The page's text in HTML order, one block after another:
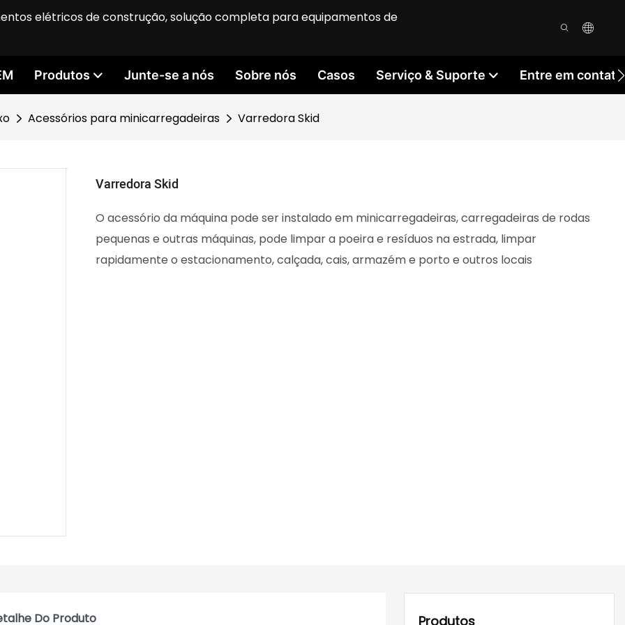
elétricos de construção, solução completa para equipamentos de
Produtos Junte-se a nós Sobre nós Casos Serviço & Suporte Entre em
Acessórios para minicarregadeiras Varredora Skid
Varredora Skid
O acessório da máquina pode ser instalado em minicarregadeiras, carregadeiras de rodas
pequenas e outras máquinas, pode limpar a poeira e resíduos na estrada, limpar
rapidamente o estacionamento, calçada, cais, armazém e porto e outros locais
Do Produto Produtos